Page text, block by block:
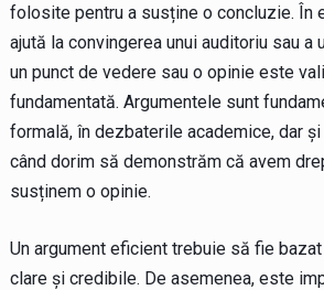
folosite pentru a susține o concluzie. În
ajută la convingerea unui auditoriu sau a
un punct de vedere sau o opinie este
fundamentată. Argumentele sunt
formală, în dezbaterile academice, dar
când dorim să demonstrăm că avem
susținem o opinie.
Un argument eficient trebuie să fie
clare și credibile. De asemenea, este